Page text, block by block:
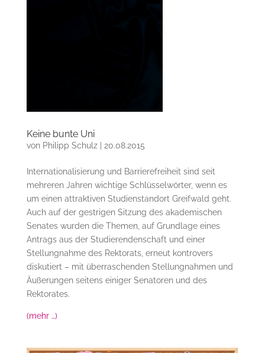
Keine bunte Uni
von Philipp Schulz| 20.08.2015
Internationalisierung und Barrierefreiheit sind seit
mehreren Jahren wichtige Schlüsselwörter, wenn es
um einen attraktiven Studienstandort Greifwald geht.
Auch auf der gestrigen Sitzung des akademischen
Senates wurden die Themen, auf Grundlage eines
Antrags aus der Studierendenschaft und einer
Stellungnahme des Rektorats, erneut kontrovers
diskutiert – mit überraschenden Stellungnahmen und
Äußerungen seitens einiger Senatoren und des
Rektorates.
(mehr …)